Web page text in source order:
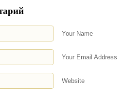
Your Name
Your Email Address
Website